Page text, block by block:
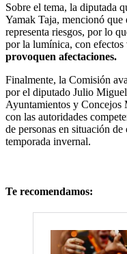
Sobre el tema, la diputada
Yamak Taja, mencionó que
representa riesgos, por lo
por la lumínica, con efectos
provoquen afectaciones.
Finalmente, la Comisión
por el diputado Julio
Ayuntamientos y Concejos
con las autoridades
de personas en situación
temporada invernal.
Te recomendamos: